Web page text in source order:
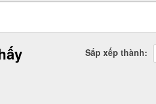
Sắp xếp thành